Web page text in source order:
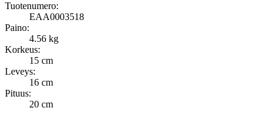
Tuotenumero:
EAA0003518
Paino:
4.56 kg
Korkeus:
15 cm
Leveys:
16 cm
Pituus:
20 cm